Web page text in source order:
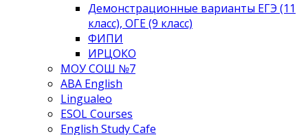
Демонстрационные варианты ЕГЭ (11
класс), ОГЕ (9 класс)
ФИПИ
ИРЦОКО
МОУ СОШ №7
ABA English
Lingualeo
ESOL Courses
English Study Cafe